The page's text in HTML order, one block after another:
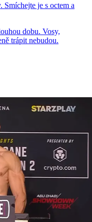
je s octem a
dobu. Vosy,
trápit nebudou.